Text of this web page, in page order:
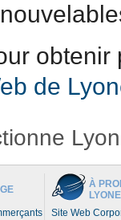
de
À
Site Web